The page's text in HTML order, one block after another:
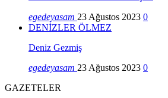
egedeyasam 23 Ağustos 2023 0
DENİZLER ÖLMEZ
Deniz Gezmiş
egedeyasam 23 Ağustos 2023 0
GAZETELER